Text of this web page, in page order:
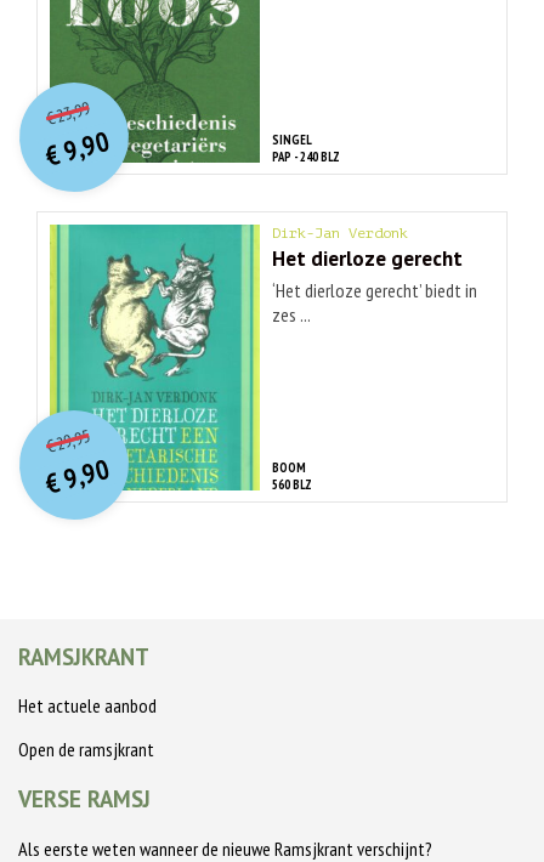
SINGEL
PAP - 240 BLZ
€23,99O
orspr
onkelijke
prijs
was:
€ 23,99.
€9,90
Huidige
prijs
is:
€ 9,90.
Dirk-Jan Verdonk
Het dierloze gerecht
‘Het dierloze gerecht’ biedt in
zes ...
BOOM
560 BLZ
€29,95O
orspr
onkelijke
prijs
was:
€ 29,95.
€9,90
Huidige
prijs
is:
€ 9,90.
RAMSJKRANT
Het actuele aanbod
Open de ramsjkrant
VERSE RAMSJ
Als eerste weten wanneer de nieuwe Ramsjkrant verschijnt?